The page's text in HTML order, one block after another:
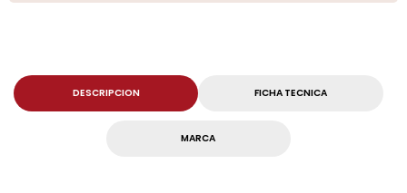
DESCRIPCION FICHA TECNICA
MARCA